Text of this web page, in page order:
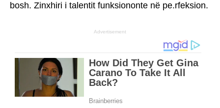
bosh. Zinxhiri i talentit funksiononte në pe.rfeksion.
Advertisement